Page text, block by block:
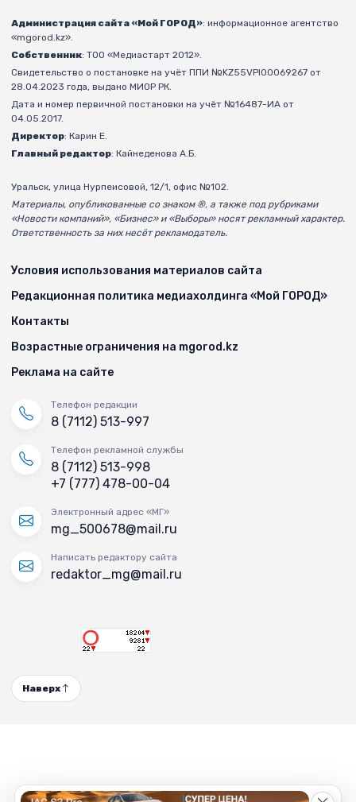
Администрация сайта «Мой ГОРОД»: информационное агентство
«mgorod.kz».
Собственник: ТОО «Медиастарт 2012».
Свидетельство о постановке на учёт ППИ №KZ55VPI00069267 от
28.04.2023 года, выдано МИОР РК.
Дата и номер первичной постановки на учёт №16487-ИА от
04.05.2017.
Директор: Карин Е.
Главный редактор: Кайнеденова А.Б.
Уральск, улица Нурпеисовой, 12/1, офис №102.
Материалы, опубликованные со знаком ®, а также под рубриками
«Новости компаний», «Бизнес» и «Выборы» носят рекламный характер.
Ответственность за них несёт рекламодатель.
Условия использования материалов сайта
Редакционная политика медиахолдинга «Мой ГОРОД»
Контакты
Возрастные ограничения на mgorod.kz
Реклама на сайте
Телефон редакции
8 (7112) 513-997
Телефон рекламной службы
8 (7112) 513-998
+7 (777) 478-00-04
Электронный адрес «МГ»
mg_500678@mail.ru
Написать редактору сайта
redaktor_mg@mail.ru
Наверх